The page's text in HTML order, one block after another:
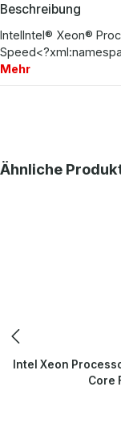
Beschreibung
IntelIntel® Xeon®
Mehr
Produktgalerie
Ähnliche
Intel Xeon
Core